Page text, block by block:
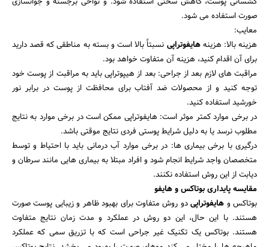
صورت استفاده می شود.
معایب:
هزینه بالا: هزینههایفوتراپی نسبتاً بالا است و بسته به مناطقی که قصد دارید
برای آن اقدام کنید، هزینه آن متفاوت خواهد بود.
مراقبت های لازم بعد از جراحی: بعد از هیپوتراپی باید به مراقبت از پوست خود
توجه کنید و از محصولات ضد آفتاب برای محافظت از پوست در برابر نور
خورشید استفاده کنید.
در برخی موارد کمتر موثر است: هایفوتراپی ممکن است در برخی موارد به نتایج
مطلوب نرسد یا به دلیل شرایط پوستی فردی نتایج موقتی باشد.
درگیری با برخی بیماری ها: در برخی موارد آب درمانی باید با احتیاط و توسط
متخصصان واجد شرایط انجام شود و افراد مبتلا به بیماری هایی مانند سرطان و
دیابت از این روش استفاده نکنند.
مقایسه پایداری بوتاکس و هایفو
بوتاکس و هایفوتراپیدو روش متفاوت برای بهبود ظاهر و زیبایی پوست صورت
هستند. با این حال، این دو روش در عملکرد و مدت زمان نتایج متفاوت
هستند. بوتاکس یک تکنیک غیر جراحی است که با تزریق سمی که عملکرد